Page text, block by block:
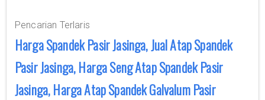
Pencarian Terlaris
Harga Spandek Pasir Jasinga, Jual Atap Spandek
Pasir Jasinga, Harga Seng Atap Spandek Pasir
Jasinga, Harga Atap Spandek Galvalum Pasir